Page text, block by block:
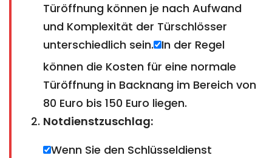
Türöffnung können je nach Aufwand
und Komplexität der Türschlösser
unterschiedlich sein. In der Regel
können die Kosten für eine normale
Türöffnung in Backnang im Bereich von
80 Euro bis 150 Euro liegen.
Notdienstzuschlag:
Wenn Sie den Schlüsseldienst